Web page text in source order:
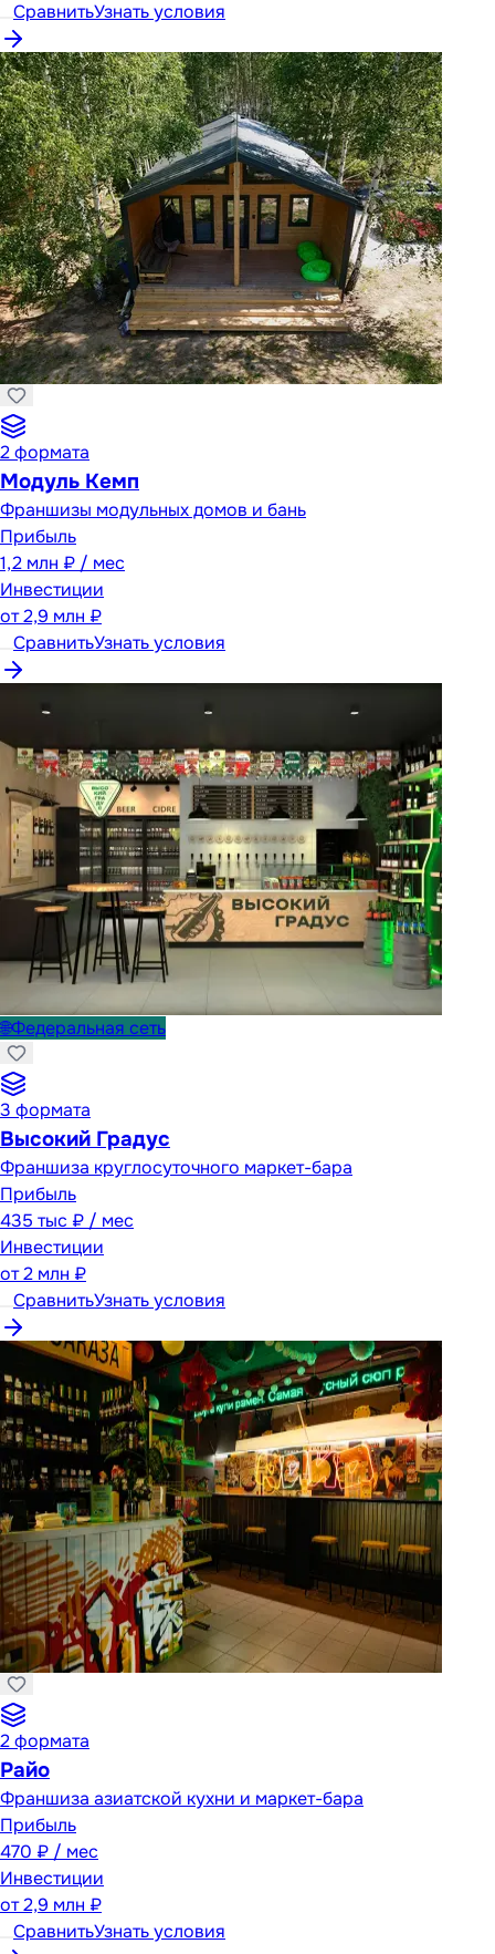
СравнитьУзнать условия
2формата
Модуль Кемп
Франшизы модульных домов и бань
Прибыль
1,2 млн ₽ / мес
Инвестиции
от2,9 млн ₽
СравнитьУзнать условия
🌐Федеральная сеть
3 формата
Высокий Градус
Франшиза круглосуточного маркет-бара
Прибыль
435 тыс ₽ / мес
Инвестиции
от2 млн ₽
СравнитьУзнать условия
2формата
Райо
Франшиза азиатской кухни и маркет-бара
Прибыль
470 ₽ / мес
Инвестиции
от2,9 млн ₽
СравнитьУзнать условия